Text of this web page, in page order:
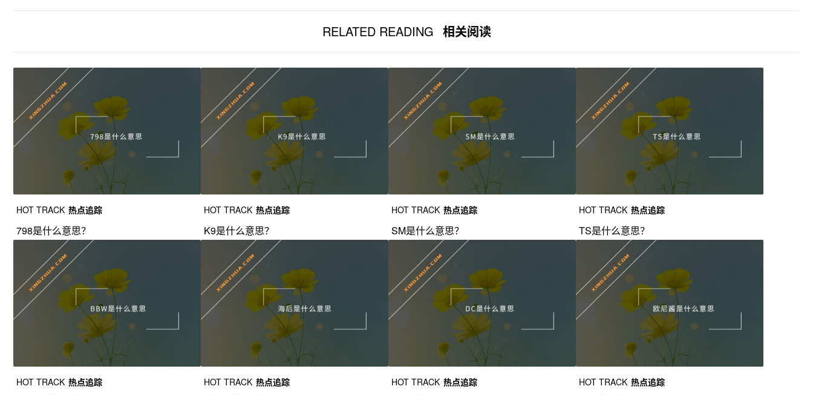
RELATED READING 相关阅读
HOT TRACK 热点追踪
798是什么意思？
HOT TRACK 热点追踪
K9是什么意思？
HOT TRACK 热点追踪
SM是什么意思？
HOT TRACK 热点追踪
TS是什么意思？
HOT TRACK 热点追踪 HOT TRACK 热点追踪 HOT TRACK 热点追踪 HOT TRACK 热点追踪